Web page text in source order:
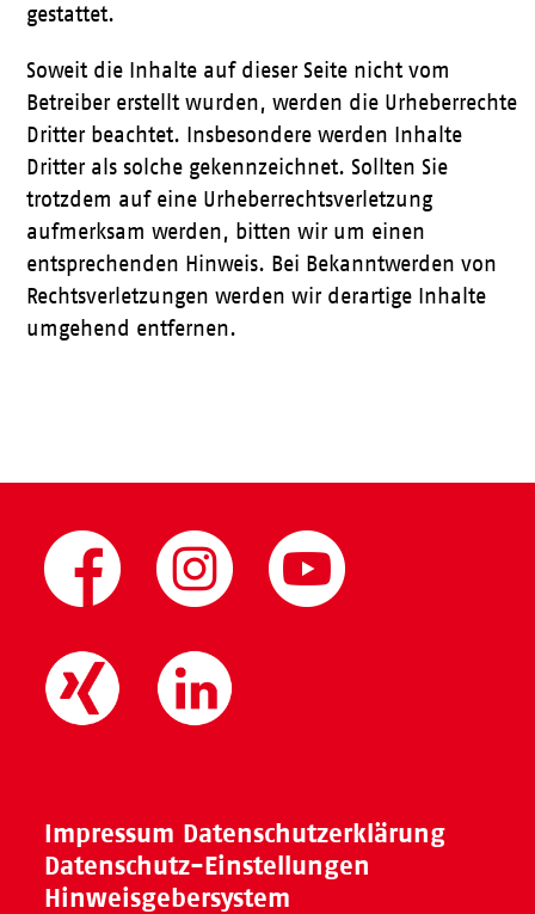
gestattet.
Soweit die Inhalte auf dieser Seite nicht vom
Betreiber erstellt wurden, werden die Urheberrechte
Dritter beachtet. Insbesondere werden Inhalte
Dritter als solche gekennzeichnet. Sollten Sie
trotzdem auf eine Urheberrechtsverletzung
aufmerksam werden, bitten wir um einen
entsprechenden Hinweis. Bei Bekanntwerden von
Rechtsverletzungen werden wir derartige Inhalte
umgehend entfernen.
Impressum Datenschutzerklärung
Datenschutz-Einstellungen
Hinweisgebersystem